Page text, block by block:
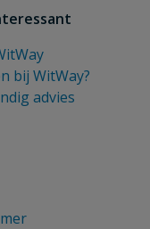
bij WitWay?
advies